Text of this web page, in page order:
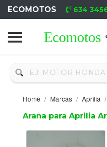
ECOMOTOS 634
Home
Nuevo
Neumáticos
Campa
Home Marcas Aprilia
Araña para Aprilia